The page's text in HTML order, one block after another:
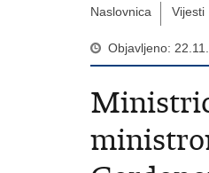
Naslovnica Vijesti
Objavljeno: